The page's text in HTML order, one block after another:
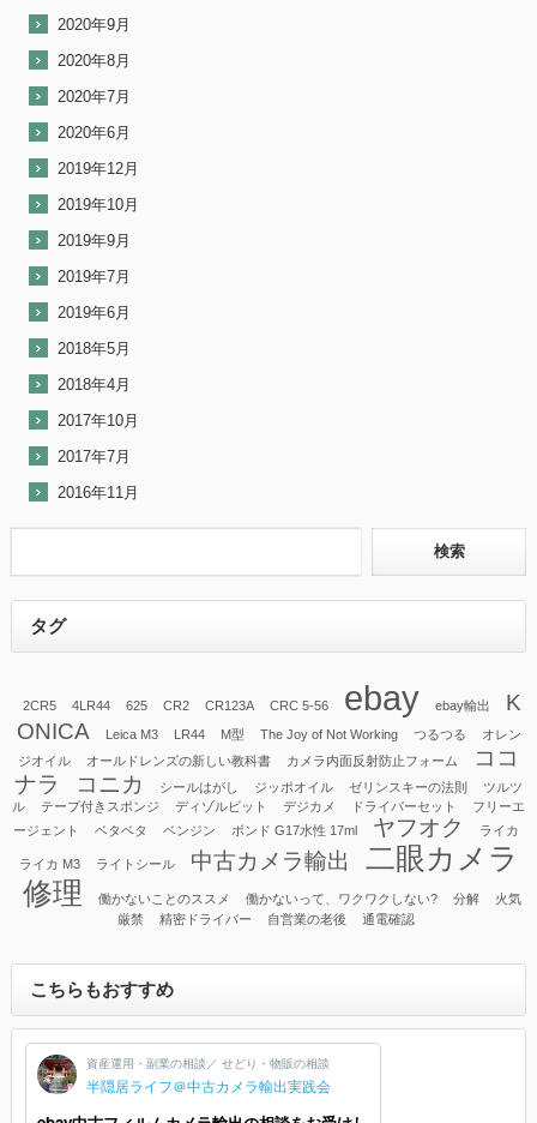
2020年9月
2020年8月
2020年7月
2020年6月
2019年12月
2019年10月
2019年9月
2019年7月
2019年6月
2018年5月
2018年4月
2017年10月
2017年7月
2016年11月
タグ
2CR5 4LR44 625 CR2 CR123A CRC 5-56 ebay ebay輸出
K
ONICA
Leica M3 LR44 M型 The Joy of Not Working つるつる
オレン
ジオイル
オールドレンズの新しい教科書 カメラ内面反射防止フォーム
ココ
ナラ
コニカ シールはがし ジッポオイル ゼリンスキーの法則
ツルツ
ル
テープ付きスポンジ ディゾルビット デジカメ ドライバーセット
フリーエ
ージェント
ベタベタ ベンジン ボンド G17水性 17ml ヤフオク ライカ
ライカ M3 ライトシール 中古カメラ輸出
二眼カメラ
修理
働かないことのススメ 働かないって、ワクワクしない? 分解
火気
厳禁
精密ドライバー 自営業の老後 通電確認
こちらもおすすめ